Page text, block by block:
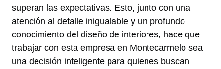
superan las expectativas. Esto, junto con una
atención al detalle inigualable y un profundo
conocimiento del diseño de interiores, hace que
trabajar con esta empresa en Montecarmelo sea
una decisión inteligente para quienes buscan